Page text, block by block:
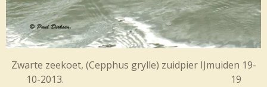
Zwarte zeekoet, (Cepphus grylle) zuidpier IJmuiden 19-
10-2013. 19